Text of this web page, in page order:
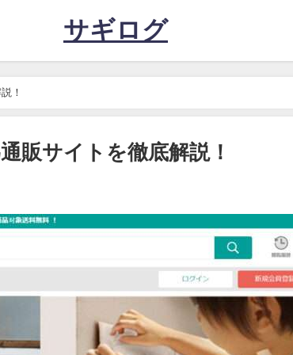
サギログ
！
販サイトを徹底解説！